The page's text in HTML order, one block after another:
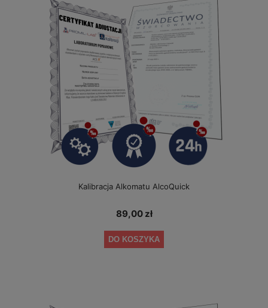
Kalibracja Alkomatu AlcoQuick
89,00 zł
DO KOSZYKA